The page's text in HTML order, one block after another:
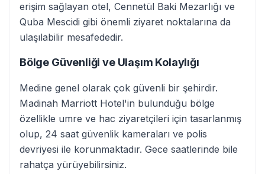
erişim sağlayan otel, Cennetül Baki Mezarlığı ve
Quba Mescidi gibi önemli ziyaret noktalarına da
ulaşılabilir mesafededir.
Bölge Güvenliği ve Ulaşım Kolaylığı
Medine genel olarak çok güvenli bir şehirdir.
Madinah Marriott Hotel'in bulunduğu bölge
özellikle umre ve hac ziyaretçileri için tasarlanmış
olup, 24 saat güvenlik kameraları ve polis
devriyesi ile korunmaktadır. Gece saatlerinde bile
rahatça yürüyebilirsiniz.